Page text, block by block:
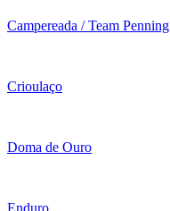
Campereada / Team Penning
Crioulaço
Doma de Ouro
Enduro